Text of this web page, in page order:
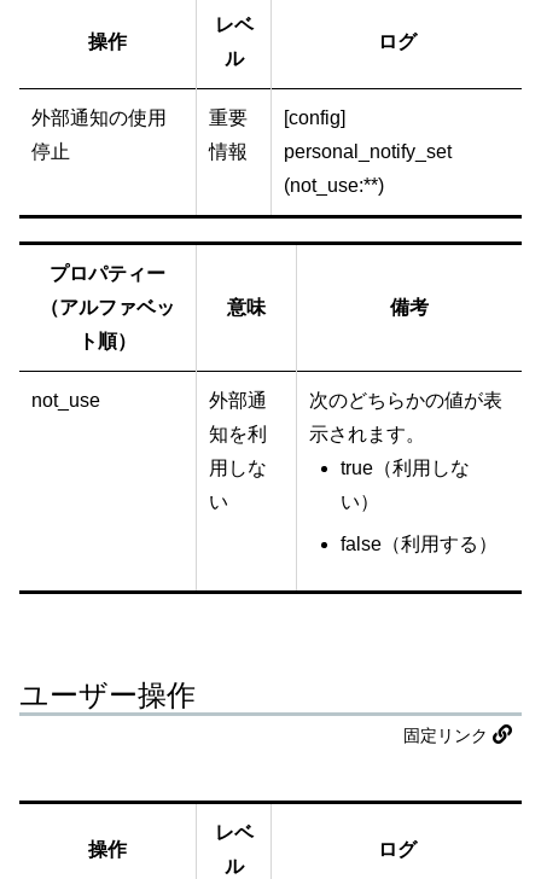
操作
レベ
ル
ログ
外部通知の使用
停止
重要
情報
[config]
personal_notify_set
(not_use:**)
プロパティー
（アルファベッ
ト順）
意味 備考
not_use
外部通
知を利
用しな
い
次のどちらかの値が表
示されます。
true（利用しな
い）
false（利用する）
ユーザー操作
固定リンク
操作
レベ
ル
ログ